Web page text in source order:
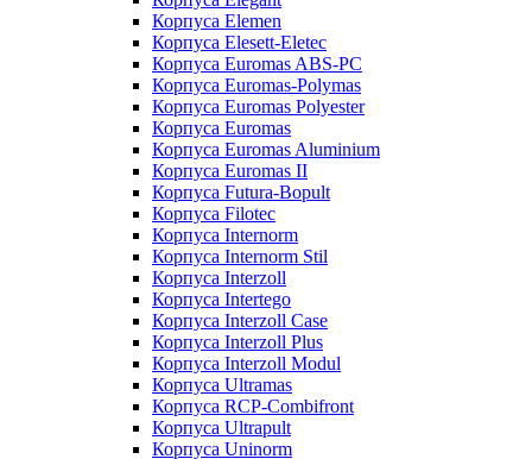
Корпуса Elemen
Корпуса Elesett-Eletec
Корпуса Euromas ABS-PC
Корпуса Euromas-Polymas
Корпуса Euromas Polyester
Корпуса Euromas
Корпуса Euromas Aluminium
Корпуса Euromas II
Корпуса Futura-Bopult
Корпуса Filotec
Корпуса Internorm
Корпуса Internorm Stil
Корпуса Interzoll
Корпуса Intertego
Корпуса Interzoll Case
Корпуса Interzoll Plus
Корпуса Interzoll Modul
Корпуса Ultramas
Корпуса RCP-Combifront
Корпуса Ultrapult
Корпуса Uninorm